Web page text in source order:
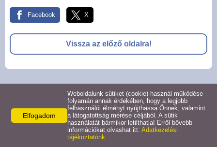
Választási információk -
Alsórajk
Közérdekű adatok -
Alsórajk
Facebook X
Vissza az előző oldalra!
Adatkezelési tájékoztató
Oldal információk Impresszum
Elfogadom
Weboldalunk sütiket (cookie) használ működése
folyamán annak érdekében, hogy a legjobb
felhasználói élményt nyújthassa Önnek, valamint
a látogatottság mérése céljából. A sütik
használatát bármikor letilthatja! Erről bővebb
információkat olvashat itt: Adatkezelési
tájékoztatónk